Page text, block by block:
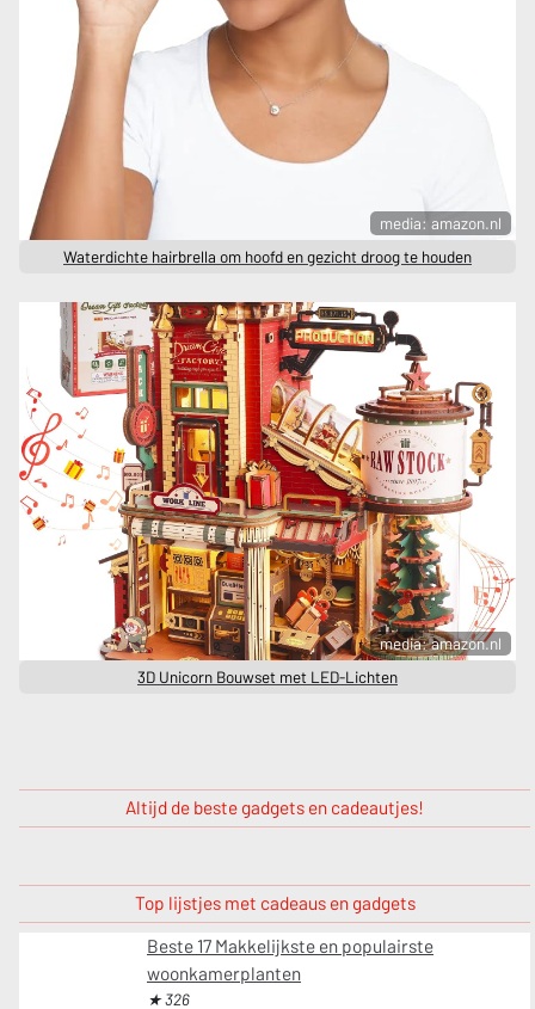
media: amazon.nl
Waterdichte hairbrella om hoofd en gezicht droog te houden
media: amazon.nl
3D Unicorn Bouwset met LED-Lichten
Altijd de beste gadgets en cadeautjes!
Top lijstjes met cadeaus en gadgets
Beste 17 Makkelijkste en populairste
woonkamerplanten
★ 326